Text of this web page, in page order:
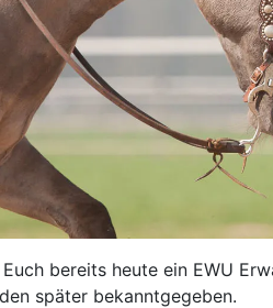
bereits heute ein EWU
später bekanntgegeben.